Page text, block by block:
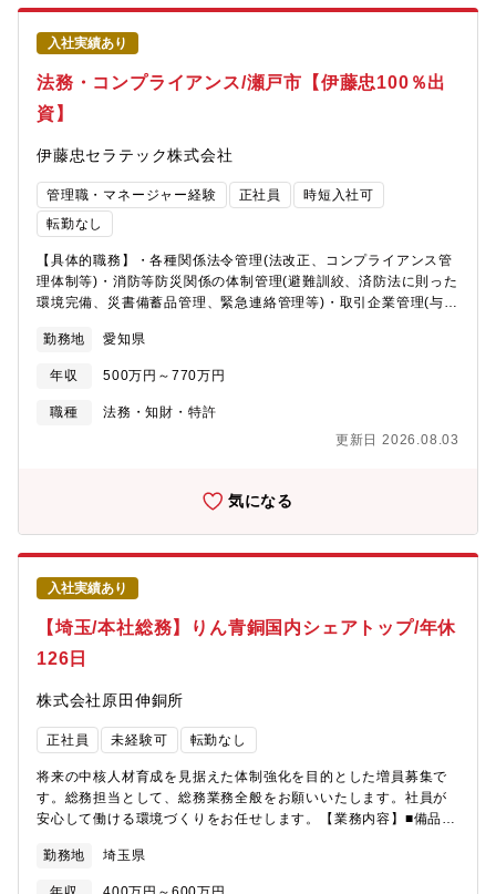
れる方です。出張で本社を離れることも多いですが、相談・報告
のしやすい環境です。《同社HP：代表者挨拶ページ》
https://harada-shindo.co.jp/aboutus/message/【残業につい
て】残業は月10h以下と少ない環境です。【同社について】◆『り
ん青銅』の専業メーカー。同社の誇る世界でもトップレベルの設
備や合理的な製造工程は、年々高まっていくお客様からの品質ニ
争力の醸成を可能にしております。また顧客満足を第一とする当
社は、正確かつ短納期での小回りの利く納入体制を実現し、お客
様へのフォローも万全を期しております。◆少数精鋭で、一人ひ
とりの担当範囲が広く、活躍の場は多数。本人の意欲によって能
力を発揮できる環境です。中途採用者も営業や人事、管理、現場
などで中心的役割を担い活躍中。◆受注生産で多くの電機メーカ
ーや自動車メーカーと幅広く取引。最終ユーザーの業界の裾野が
広いため業況が安定しています。
入社実績あり
法務・コンプライアンス/瀬戸市【伊藤忠100％出
資】
伊藤忠セラテック株式会社
管理職・マネージャー経験 正社員
時短入社可
転勤なし
【具体的職務】・各種関係法令管理(法改正、コンプライアンス管
理体制等)・消防等防災関係の体制管理(避難訓絞、済防法に則った
環境完備、災書備蓄品管理、緊急連絡管理等)・取引企業管理(与
認、承認連絡、ファイリング等)コンプライアンス教育術内の(コン
プライアンス意識向上、雇用時研修等)【採用背景】再雇用中の社
員の退職(残り1年半程度)に備えた増員募集【組織構成】2名体制
(1名：定年後再雇用中、1名：メンバー)【当社の特徴】・伊藤忠
する等、モノづくりにまい進しながらも大手商社のネットワーク
高い品質を実現していることから、国内に留まらず全世界中で高
いニーズがあります。■取り扱う製品の特徴・鋳型材料とは、溶解
した金属を流し込むための「鋳型」を作る材料。中でもセラビー
ズは、天然でとれる珪砂とは異なり、高耐熱性、高耐熱膨張性が
高く、鋳物作製時により精度の高い物を作りたいお客様や、商品
に付加価値を提供したいメーカー様に利用されております。国内
外において、競合はかなり少ないです。※参入障壁が高いため、
安定した業界です。
勤務地 愛知県
年収 500万円～770万円
職種
法務・知財・特許
更新日 2026.08.03
気になる
入社実績あり
【埼玉/本社総務】りん青銅国内シェアトップ/年休
126日
株式会社原田伸銅所
正社員 未経験可 転勤なし
将来の中核人材育成を見据えた体制強化を目的とした増員募集で
す。総務担当として、総務業務全般をお願いいたします。社員が
安心して働ける環境づくりをお任せします。【業務内容】■備品管
常的な総務対応※ご経験に応じて株主総会運営や登記関連業務な
どもお任せします。【配属組織】人事総務部 - 総務課（3名：60
勤務地 埼玉県